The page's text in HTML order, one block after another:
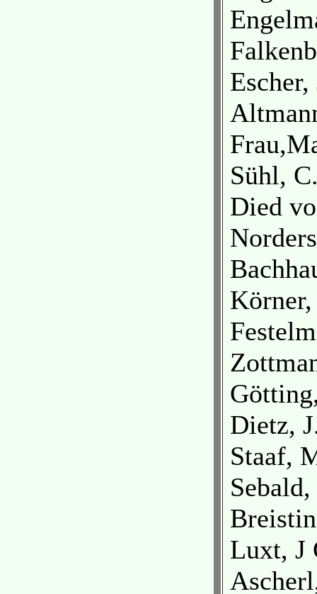
Sühl,
Died
Dietz,
Staaf,
Luxt, J